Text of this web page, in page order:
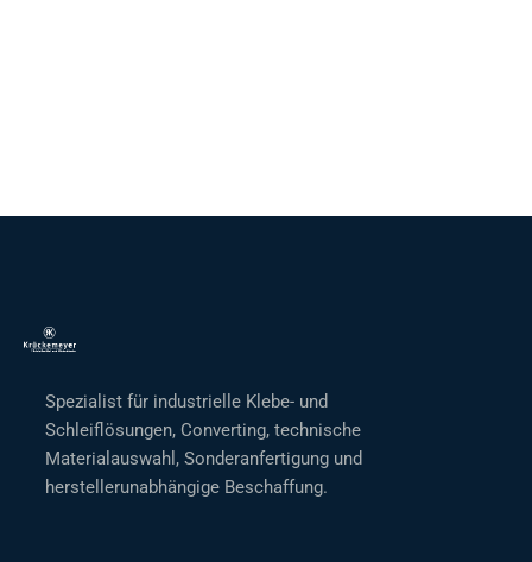
Spezialist für industrielle Klebe- und
Schleiflösungen, Converting, technische
Materialauswahl, Sonderanfertigung und
herstellerunabhängige Beschaffung.